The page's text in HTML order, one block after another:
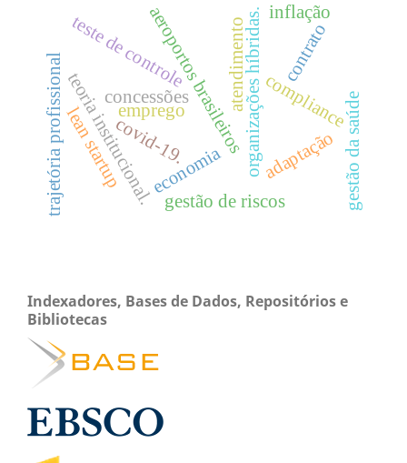
covid-19.
concessõesaeroportos brasileirosorganizações híbridas.
teoria institucional.
teste de controle
gestão de riscos
compliance
lean startup adaptaçãogestão da saúde
atendimento
trajetória profissional economia
emprego
contrato
inflação
Indexadores, Bases de Dados, Repositórios e
Bibliotecas